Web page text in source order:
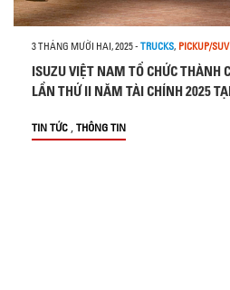
3 THÁNG MƯỜI HAI, 2025- TRUCKS, PICKUP/SUV
ISUZU VIỆT NAM TỔ CHỨC THÀNH
LẦN THỨ II NĂM TÀI CHÍNH 2025
TIN TỨC , THÔNG TIN